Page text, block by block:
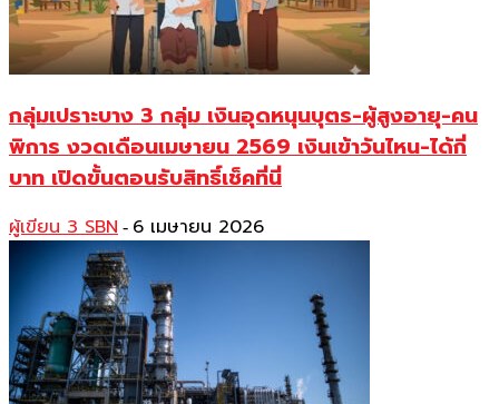
กลุ่มเปราะบาง 3 กลุ่ม เงินอุดหนุนบุตร-ผู้สูงอายุ-คน
พิการ งวดเดือนเมษายน 2569 เงินเข้าวันไหน-ได้กี่
บาท เปิดขั้นตอนรับสิทธิ์เช็คที่นี่
ผู้เขียน 3 SBN - 6 เมษายน 2026